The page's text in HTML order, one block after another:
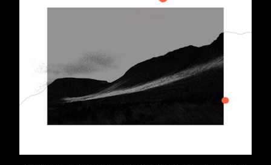
| 13 - 15 nov 2020
Waard Art open atelier en expositie Stroomhuis
Heemtuin workshop proeven van planten | 1
aug 2020